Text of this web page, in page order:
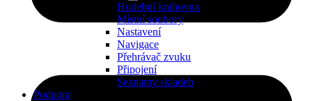
Hudební knihovna
Místní soubory
Nastavení
Navigace
Přehrávač zvuku
Připojení
Seznamy skladeb
Podpora